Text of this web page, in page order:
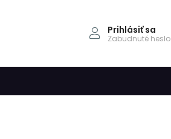
Prihlásiť sa
Zabudnuté heslo